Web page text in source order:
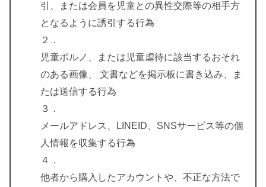
引、または会員を児童との異性交際等の相手方
となるように誘引する行為
２．
児童ポルノ、または児童虐待に該当するおそれ
のある画像、 文書などを掲示板に書き込み、ま
たは送信する行為
３．
メールアドレス、LINEID、SNSサービス等の個
人情報を収集する行為
４．
他者から購入したアカウントや、不正な方法で